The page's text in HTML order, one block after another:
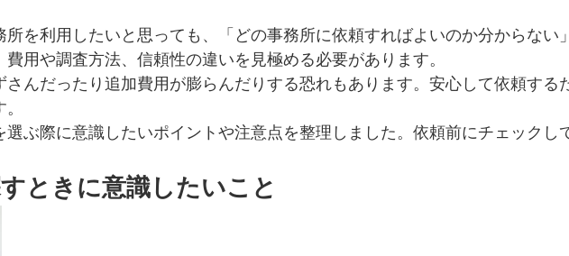
を利用したいと思っても、「どの事務所に依頼すればよいのか分からない
用や調査方法、信頼性の違いを見極める必要があります。
んだったり追加費用が膨らんだりする恐れもあります。安心して依頼す
ぶ際に意識したいポイントや注意点を整理しました。依頼前にチェック
ときに意識したいこと